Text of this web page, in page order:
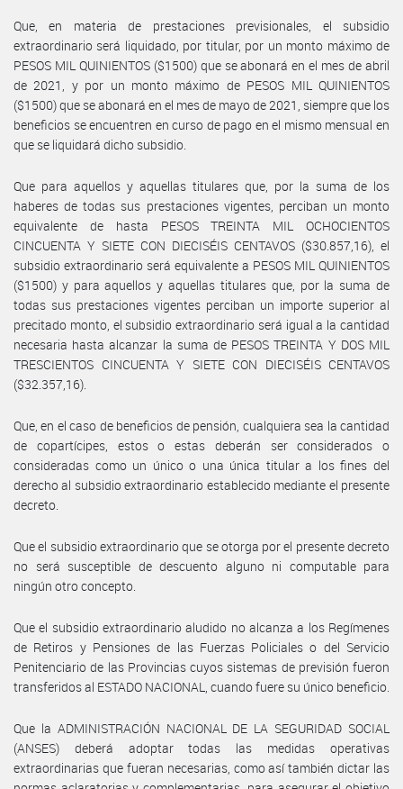
Que, en materia de prestaciones previsionales, el subsidio
extraordinario será liquidado, por titular, por un monto máximo de
PESOS MIL QUINIENTOS ($1500) que se abonará en el mes de abril
de 2021, y por un monto máximo de PESOS MIL QUINIENTOS
($1500) que se abonará en el mes de mayo de 2021, siempre que los
beneficios se encuentren en curso de pago en el mismo mensual en
que se liquidará dicho subsidio.
Que para aquellos y aquellas titulares que, por la suma de los
haberes de todas sus prestaciones vigentes, perciban un monto
equivalente de hasta PESOS TREINTA MIL OCHOCIENTOS
CINCUENTA Y SIETE CON DIECISÉIS CENTAVOS ($30.857,16), el
subsidio extraordinario será equivalente a PESOS MIL QUINIENTOS
($1500) y para aquellos y aquellas titulares que, por la suma de
todas sus prestaciones vigentes perciban un importe superior al
precitado monto, el subsidio extraordinario será igual a la cantidad
necesaria hasta alcanzar la suma de PESOS TREINTA Y DOS MIL
TRESCIENTOS CINCUENTA Y SIETE CON DIECISÉIS CENTAVOS
($32.357,16).
Que, en el caso de beneficios de pensión, cualquiera sea la cantidad
de copartícipes, estos o estas deberán ser considerados o
consideradas como un único o una única titular a los fines del
derecho al subsidio extraordinario establecido mediante el presente
decreto.
Que el subsidio extraordinario que se otorga por el presente decreto
no será susceptible de descuento alguno ni computable para
ningún otro concepto.
Que el subsidio extraordinario aludido no alcanza a los Regímenes
de Retiros y Pensiones de las Fuerzas Policiales o del Servicio
Penitenciario de las Provincias cuyos sistemas de previsión fueron
transferidos al ESTADO NACIONAL, cuando fuere su único beneficio.
Que la ADMINISTRACIÓN NACIONAL DE LA SEGURIDAD SOCIAL
(ANSES) deberá adoptar todas las medidas operativas
extraordinarias que fueran necesarias, como así también dictar las